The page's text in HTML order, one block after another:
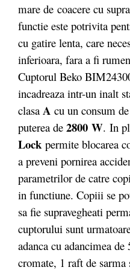
mare de coacere cu
functie este potrivita
cu gatire lenta, care
inferioara, fara a fi
Cuptorul Beko
incadreaza intr-un inalt
clasa A cu un consum
puterea de 2800 W. In
Lock permite blocarea
a preveni pornirea
parametrilor de catre
in functiune. Copiii se
sa fie supravegheati
cuptorului sunt
adanca cu adancimea
cromate, 1 raft de